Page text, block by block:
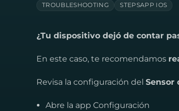
TROUBLESHOOTING STEPSAPP IOS
¿Tu dispositivo dejó de contar
En este caso, te recomendamos
Revisa la configuración del Sensor
Abre la app Configuración